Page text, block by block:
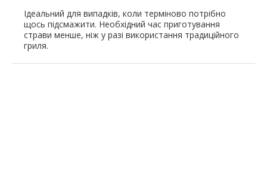
Ідеальний для випадків, коли терміново потрібно
щось підсмажити. Необхідний час приготування
страви менше, ніж у разі використання традиційного
гриля.